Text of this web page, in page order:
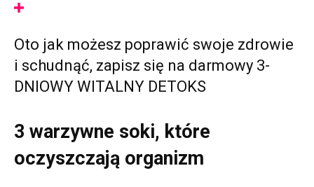
Oto jak możesz poprawić swoje zdrowie
i schudnąć, zapisz się na darmowy 3-
DNIOWY WITALNY DETOKS
3 warzywne soki, które
oczyszczają organizm